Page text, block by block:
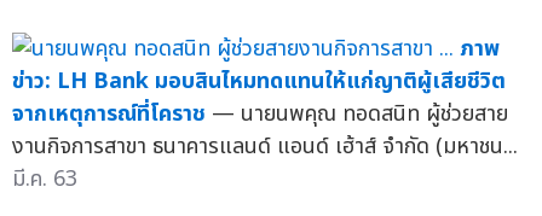
ภาพ
ข่าว: LH Bank มอบสินไหมทดแทนให้แก่ญาติผู้เสียชีวิต
จากเหตุการณ์ที่โคราช — นายนพคุณ ทอดสนิท ผู้ช่วยสาย
งานกิจการสาขา ธนาคารแลนด์ แอนด์ เฮ้าส์ จำกัด (มหาชน...
มี.ค. 63